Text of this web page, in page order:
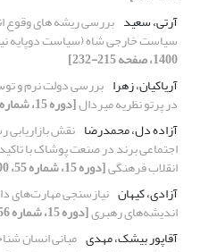
آرتی، سعید بررسی ریشه های وقوع
سیاست خارجی شاه (سیاست دوپایه
1400، صفحه 215-232]
آریاکیان، زهرا بررسی دولت نرم و
در پرتو نظریه میردال[دوره 15، شماره 54، 1400، صفحه 285-302]
آزاده دل، محمدرضا نقش
اجتماعی برند در صنعت پوشاک با
انقلاب فرهنگی[دوره 15، شماره 55، 1400، صفحه 177-194]
آزادی، کیهان نیازسنجی مهارت‌های
اندیشه‌های رهبری[دوره 15، شماره 56، 1400، صفحه 163-184]
آقاپور بیشک، مهدی مبانی انسان